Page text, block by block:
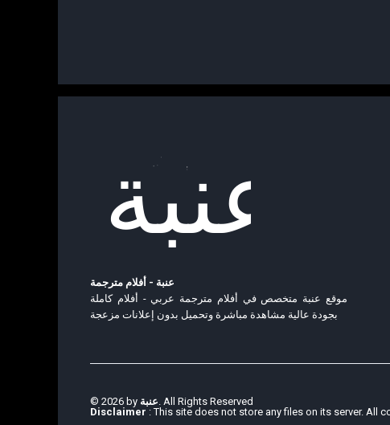
عنبة - أفلام مترجمة
موقع عنبة متخصص في أفلام مترجمة عربي - أفلام كاملة
بجودة عالية مشاهدة مباشرة وتحميل بدون إعلانات مزعجة
© 2026 by عنبة. All Rights Reserved
Disclaimer : This site does not store any files on its server. All